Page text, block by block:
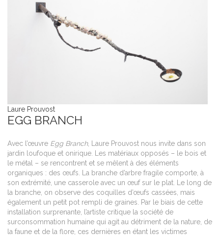
Laure Prouvost
EGG BRANCH
Avec l’œuvre Egg Branch, Laure Prouvost nous invite dans son
jardin loufoque et onirique. Les matériaux opposés – le bois et
le métal – se rencontrent et se mêlent à des éléments
organiques : des œufs. La branche d’arbre fragile comporte, à
son extrémité, une casserole avec un œuf sur le plat. Le long de
la branche, on observe des coquilles d’œufs cassées, mais
également un petit pot rempli de graines. Par le biais de cette
installation surprenante, l’artiste critique la société de
surconsommation humaine qui agit au détriment de la nature, de
la faune et de la flore, ces dernières en étant les victimes